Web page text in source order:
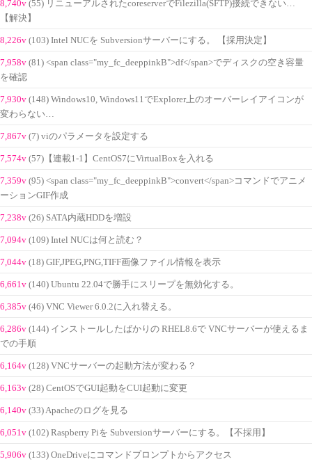
8,740v (55) リニューアルされたcoreserverでFilezilla(SFTP)接続できない…
【解決】
8,226v (103) Intel NUCを Subversionサーバーにする。 【採用決定】
7,958v (81) <span class="my_fc_deeppinkB">df</span>でディスクの空き容量
を確認
7,930v (148) Windows10, Windows11でExplorer上のオーバーレイアイコンが
変わらない…
7,867v (7) viのパラメータを設定する
7,574v (57)【連載1-1】CentOS7にVirtualBoxを入れる
7,359v (95) <span class="my_fc_deeppinkB">convert</span>コマンドでアニメ
ーションGIF作成
7,238v (26) SATA内蔵HDDを増設
7,094v (109) Intel NUCは何と読む？
7,044v (18) GIF,JPEG,PNG,TIFF画像ファイル情報を表示
6,661v (140) Ubuntu 22.04で勝手にスリープを無効化する。
6,385v (46) VNC Viewer 6.0.2に入れ替える。
6,286v (144) インストールしたばかりの RHEL8.6で VNCサーバーが使えるま
での手順
6,164v (128) VNCサーバーの起動方法が変わる？
6,163v (28) CentOSでGUI起動をCUI起動に変更
6,140v (33) Apacheのログを見る
6,051v (102) Raspberry Piを Subversionサーバーにする。【不採用】
5,906v (133) OneDriveにコマンドプロンプトからアクセス